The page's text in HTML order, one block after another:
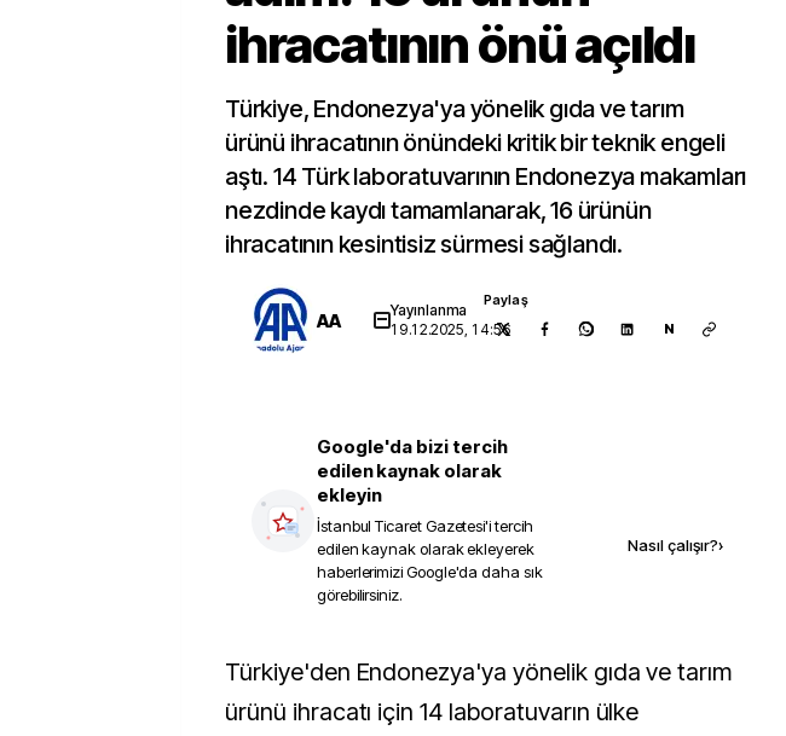
ihracatının önü açıldı
Türkiye, Endonezya'ya yönelik gıda ve tarım
ürünü ihracatının önündeki kritik bir teknik engeli
aştı. 14 Türk laboratuvarının Endonezya makamları
nezdinde kaydı tamamlanarak, 16 ürünün
ihracatının kesintisiz sürmesi sağlandı.
AA
Yayınlanma
19.12.2025, 14:56
Paylaş
N
Google'da bizi tercih
edilen kaynak olarak
ekleyin
İstanbul Ticaret Gazetesi'i tercih
edilen kaynak olarak ekleyerek
haberlerimizi Google'da daha sık
görebilirsiniz.
Nasıl çalışır?›
Türkiye'den Endonezya'ya yönelik gıda ve tarım
ürünü ihracatı için 14 laboratuvarın ülke